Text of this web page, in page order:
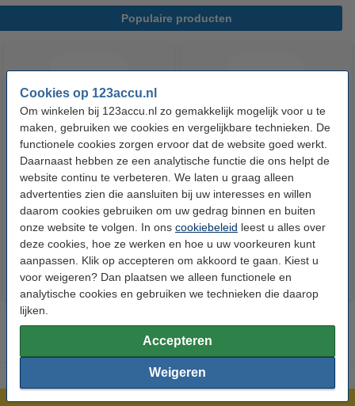
Cookies op 123accu.nl
Om winkelen bij 123accu.nl zo gemakkelijk mogelijk voor u te
maken, gebruiken we cookies en vergelijkbare technieken. De
functionele cookies zorgen ervoor dat de website goed werkt.
Daarnaast hebben ze een analytische functie die ons helpt de
website continu te verbeteren. We laten u graag alleen
advertenties zien die aansluiten bij uw interesses en willen
daarom cookies gebruiken om uw gedrag binnen en buiten
onze website te volgen. In ons cookiebeleid leest u alles over
deze cookies, hoe ze werken en hoe u uw voorkeuren kunt
aanpassen. Klik op accepteren om akkoord te gaan. Kiest u
voor weigeren? Dan plaatsen we alleen functionele en
analytische cookies en gebruiken we technieken die daarop
lijken.
Accepteren
Weigeren
Populaire producten
123accu Xtreme Power AAA /
€ 14,50 € 13,05 Inclusief 21%
BTW
123accu Xtreme Power 9V /
6LR61 / E-Block Alkaline
€ 15,80 € 14,22 Inclusief 21%
BTW